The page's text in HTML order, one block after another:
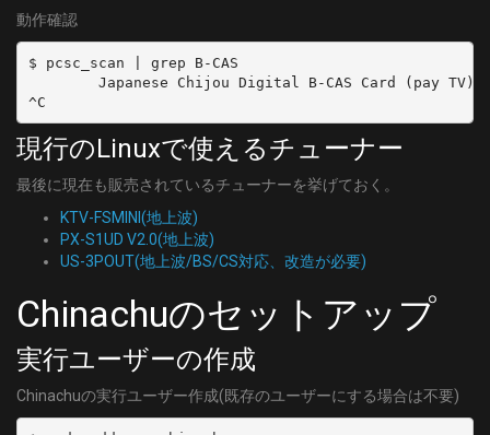
動作確認
$ pcsc_scan | grep B-CAS
        Japanese Chijou Digital B-CAS Card (pay TV)
現行のLinuxで使えるチューナー
最後に現在も販売されているチューナーを挙げておく。
KTV-FSMINI(地上波)
PX-S1UD V2.0(地上波)
US-3POUT(地上波/BS/CS対応、改造が必要)
Chinachuのセットアップ
実行ユーザーの作成
Chinachuの実行ユーザー作成(既存のユーザーにする場合は不要)